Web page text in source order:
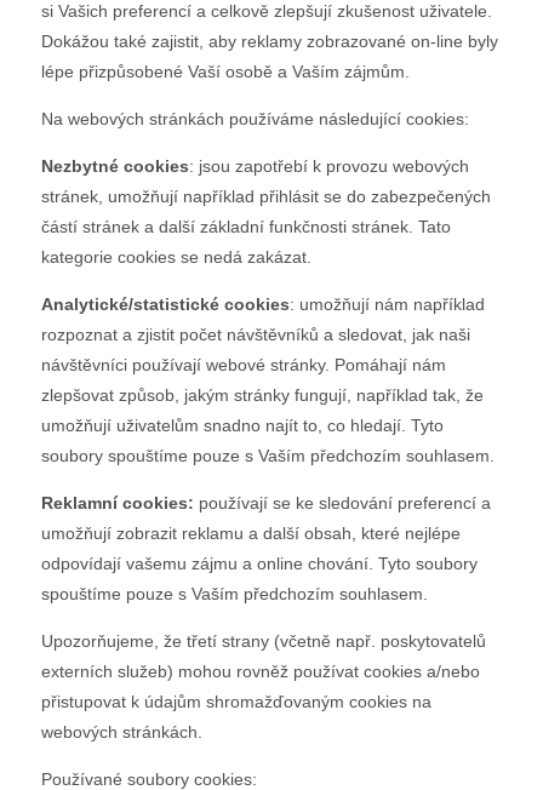
si Vašich preferencí a celkově zlepšují zkušenost uživatele.
Dokážou také zajistit, aby reklamy zobrazované on-line byly
lépe přizpůsobené Vaší osobě a Vaším zájmům.
Na webových stránkách používáme následující cookies:
Nezbytné cookies: jsou zapotřebí k provozu webových
stránek, umožňují například přihlásit se do zabezpečených
částí stránek a další základní funkčnosti stránek. Tato
kategorie cookies se nedá zakázat.
Analytické/statistické cookies: umožňují nám například
rozpoznat a zjistit počet návštěvníků a sledovat, jak naši
návštěvníci používají webové stránky. Pomáhají nám
zlepšovat způsob, jakým stránky fungují, například tak, že
umožňují uživatelům snadno najít to, co hledají. Tyto
soubory spouštíme pouze s Vaším předchozím souhlasem.
Reklamní cookies: používají se ke sledování preferencí a
umožňují zobrazit reklamu a další obsah, které nejlépe
odpovídají vašemu zájmu a online chování. Tyto soubory
spouštíme pouze s Vaším předchozím souhlasem.
Upozorňujeme, že třetí strany (včetně např. poskytovatelů
externích služeb) mohou rovněž používat cookies a/nebo
přistupovat k údajům shromažďovaným cookies na
webových stránkách.
Používané soubory cookies: